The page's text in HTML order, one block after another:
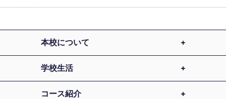
本校について
学校生活
コース紹介